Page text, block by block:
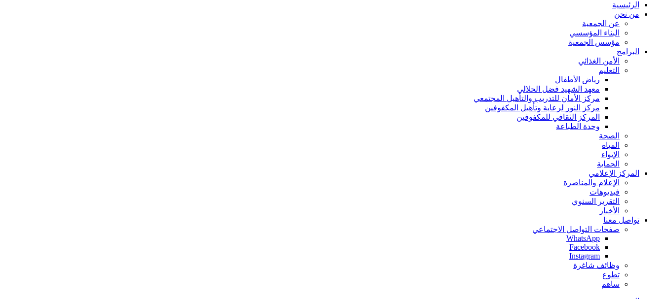
الرئيسية
من نحن
عن الجمعية
البناء المؤسسي
مؤسس الجمعية
البرامج
الأمن الغذائي
التعليم
رياض الأطفال
معهد الشهيد فضل الحلالي
مركز الأمان للتدريب والتأهيل المجتمعي
مركز النور لرعاية وتأهيل المكفوفين
المركز الثقافي للمكفوفين
وحدة الطباعة
الصحة
المياه
الإيواء
الحماية
المركز الإعلامي
الإعلام والمناصرة
فيديوهات
التقرير السنوي
الأخبار
تواصل معنا
صفحات التواصل الاجتماعي
WhatsApp
Facebook
Instagram
وظائف شاغرة
تطوع
ساهم